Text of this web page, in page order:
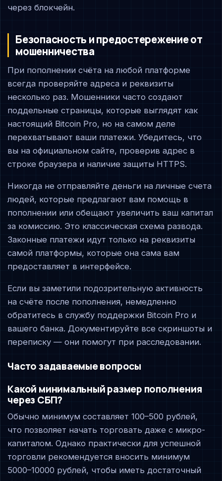
через блокчейн.
Безопасность и предостережение от
мошенничества
При пополнении счёта на любой платформе
всегда проверяйте адреса и реквизиты
несколько раз. Мошенники часто создают
поддельные страницы, которые выглядят как
настоящий Bitcoin Pro, но на самом деле
перехватывают ваши платежи. Убедитесь, что
вы на официальном сайте, проверив адрес в
строке браузера и наличие защиты HTTPS.
Никогда не отправляйте деньги на личные счета
людей, которые предлагают вам помощь в
пополнении или обещают увеличить ваш капитал
за комиссию. Это классическая схема развода.
Законные платежи идут только на реквизиты
самой платформы, которые она сама вам
предоставляет в интерфейсе.
Если вы заметили подозрительную активность
на счёте после пополнения, немедленно
обратитесь в службу поддержки Bitcoin Pro и
вашего банка. Документируйте все скриншоты и
переписку — они помогут при расследовании.
Часто задаваемые вопросы
Какой минимальный размер пополнения
через СБП?
Обычно минимум составляет 100–500 рублей,
что позволяет начать торговать даже с микро-
капиталом. Однако практически для успешной
торговли рекомендуется вносить минимум
5000–10000 рублей, чтобы иметь достаточный